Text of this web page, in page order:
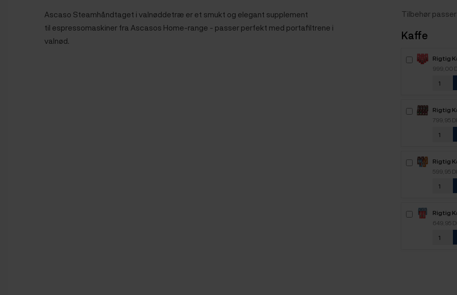
Ascaso Steamhåndtaget i valnøddetræ er et smukt og elegant supplement
til espressomaskiner fra Ascasos Home-range - passer perfekt med portafiltrene i
valnød.
Tilbehør
Kaffe
Rigtig
Intenso
999,00
Rigtig
799,95
Rigtig
2,1kg
599,95
Rigtig
2,5kg
649,95